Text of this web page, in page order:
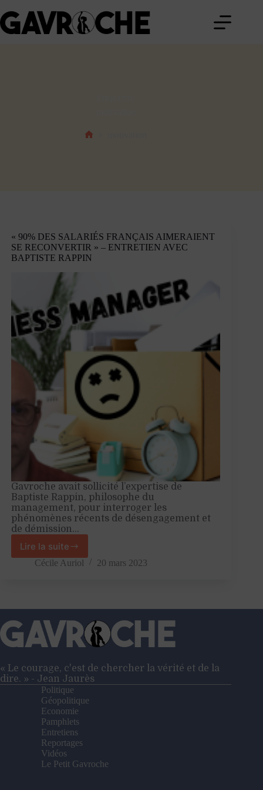
au
contenu
« 90% DES SALARIÉS FRANÇAIS AIMERAIENT
SE RECONVERTIR » – ENTRETIEN AVEC
BAPTISTE RAPPIN
Gavroche avait sollicité l’expertise de
Baptiste Rappin, philosophe du
management, pour interroger les
phénomènes récents de désengagement et
de démission…
Lire la suite
«
90%
aimeraient
se
reconvertir
»
Entretien
avec
Baptiste
Rappin
Cécile Auriol 20 mars 2023
« Le courage, c'est de chercher la vérité et de la
dire. » - Jean Jaurès
Politique
Géopolitique
Economie
Pamphlets
Entretiens
Reportages
Vidéos
Le Petit Gavroche